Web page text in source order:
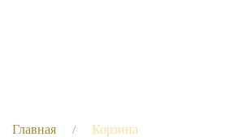
Главная Корзина